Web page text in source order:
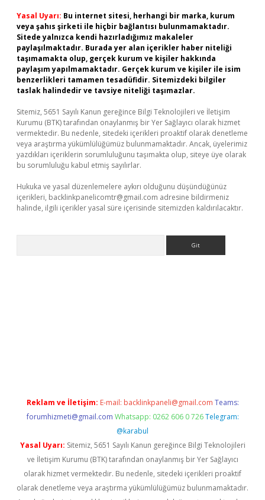
Yasal Uyarı: Bu internet sitesi, herhangi bir marka, kurum
veya şahıs şirketi ile hiçbir bağlantısı bulunmamaktadır.
Sitede yalnızca kendi hazırladığımız makaleler
paylaşılmaktadır. Burada yer alan içerikler haber niteliği
taşımamakta olup, gerçek kurum ve kişiler hakkında
paylaşım yapılmamaktadır. Gerçek kurum ve kişiler ile isim
benzerlikleri tamamen tesadüfidir. Sitemizdeki bilgiler
taslak halindedir ve tavsiye niteliği taşımazlar.
Sitemiz, 5651 Sayılı Kanun gereğince Bilgi Teknolojileri ve İletişim
Kurumu (BTK) tarafından onaylanmış bir Yer Sağlayıcı olarak hizmet
vermektedir. Bu nedenle, sitedeki içerikleri proaktif olarak denetleme
veya araştırma yükümlülüğümüz bulunmamaktadır. Ancak, üyelerimiz
yazdıkları içeriklerin sorumluluğunu taşımakta olup, siteye üye olarak
bu sorumluluğu kabul etmiş sayılırlar.
Hukuka ve yasal düzenlemelere aykırı olduğunu düşündüğünüz
içerikleri, backlinkpanelicomtr@gmail.com adresine bildirmeniz
halinde, ilgili içerikler yasal süre içerisinde sitemizden kaldırılacaktır.
Reklam ve İletişim: E-mail: backlinkpaneli@gmail.com Teams:
forumhizmeti@gmail.com Whatsapp: 0262 606 0 726 Telegram:
@karabul
Yasal Uyarı: Sitemiz, 5651 Sayılı Kanun gereğince Bilgi Teknolojileri
ve İletişim Kurumu (BTK) tarafından onaylanmış bir Yer Sağlayıcı
olarak hizmet vermektedir. Bu nedenle, sitedeki içerikleri proaktif
olarak denetleme veya araştırma yükümlülüğümüz bulunmamaktadır.